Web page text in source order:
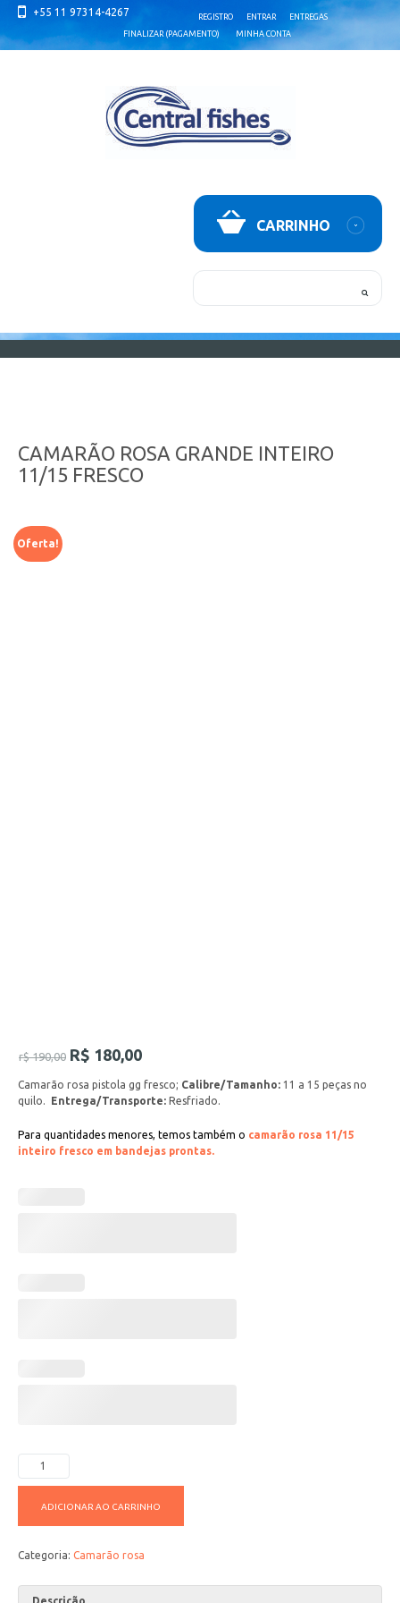
+55 11 97314-4267 REGISTRO ENTRAR
ENTREGAS
FINALIZAR (PAGAMENTO)
MINHA CONTA
CARRINHO
CAMARÃO ROSA GRANDE INTEIRO
11/15 FRESCO
Oferta!
r$190,00 R$ 180,00
Camarão rosa pistola gg fresco; Calibre/Tamanho: 11 a 15 peças no
quilo.
Entrega/Transporte: Resfriado.
Para quantidades menores, temos também o camarão rosa 11/15
inteiro fresco em bandejas prontas.
ADICIONAR AO CARRINHO
Categoria: Camarão rosa